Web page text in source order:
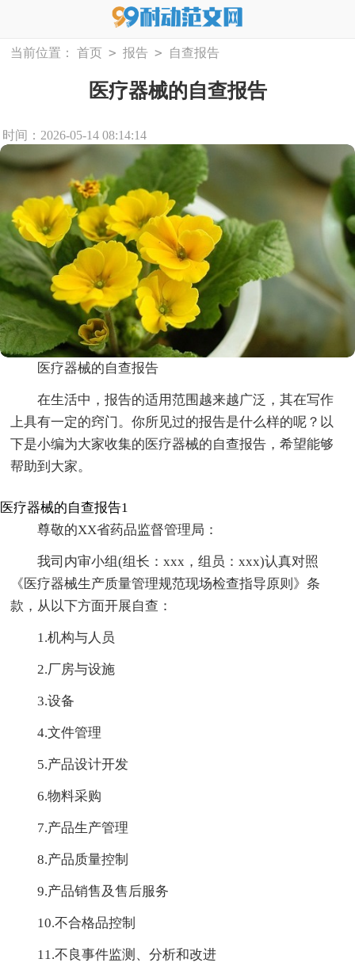
当前位置： 首页 > 报告 > 自查报告
医疗器械的自查报告
时间：2026-05-14 08:14:14
医疗器械的自查报告
在生活中，报告的适用范围越来越广泛，其在写作
上具有一定的窍门。你所见过的报告是什么样的呢？以
下是小编为大家收集的医疗器械的自查报告，希望能够
帮助到大家。
医疗器械的自查报告1
尊敬的XX省药品监督管理局：
我司内审小组(组长：xxx，组员：xxx)认真对照
《医疗器械生产质量管理规范现场检查指导原则》条
款，从以下方面开展自查：
1.机构与人员
2.厂房与设施
3.设备
4.文件管理
5.产品设计开发
6.物料采购
7.产品生产管理
8.产品质量控制
9.产品销售及售后服务
10.不合格品控制
11.不良事件监测、分析和改进